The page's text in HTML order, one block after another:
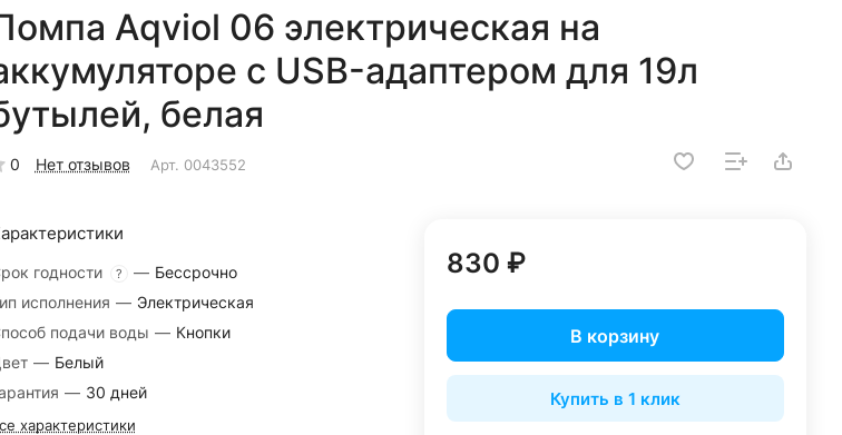
Aqviol 06 электрическая на
с USB-адаптером для 19л
белая
0 Нет отзывов Арт. 0043552
годности ? — Бессрочно
исполнения — Электрическая
подачи воды — Кнопки
— Белый
— 30 дней
характеристики
830 ₽
В корзину
Купить в 1 клик